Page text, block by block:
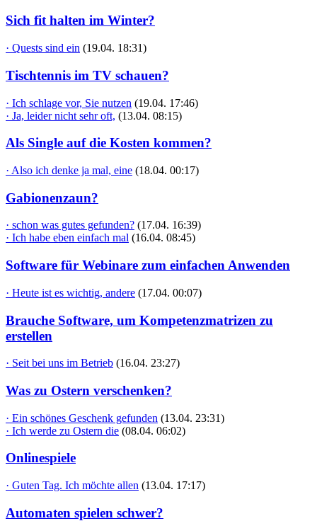
Sich fit halten im Winter?
· Quests sind ein (19.04. 18:31)
Tischtennis im TV schauen?
· Ich schlage vor, Sie nutzen (19.04. 17:46)
· Ja, leider nicht sehr oft, (13.04. 08:15)
Als Single auf die Kosten kommen?
· Also ich denke ja mal, eine (18.04. 00:17)
Gabionenzaun?
· schon was gutes gefunden? (17.04. 16:39)
· Ich habe eben einfach mal (16.04. 08:45)
Software für Webinare zum einfachen Anwenden
· Heute ist es wichtig, andere (17.04. 00:07)
Brauche Software, um Kompetenzmatrizen zu
erstellen
· Seit bei uns im Betrieb (16.04. 23:27)
Was zu Ostern verschenken?
· Ein schönes Geschenk gefunden (13.04. 23:31)
· Ich werde zu Ostern die (08.04. 06:02)
Onlinespiele
· Guten Tag. Ich möchte allen (13.04. 17:17)
Automaten spielen schwer?